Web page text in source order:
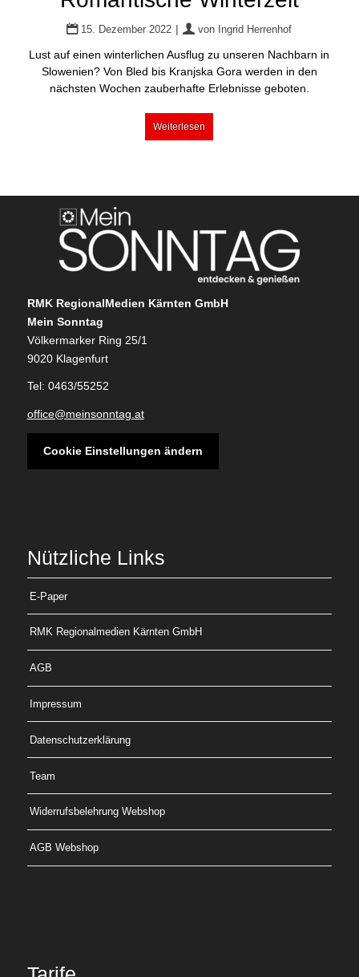
15. Dezember 2022 | von Ingrid Herrenhof
Lust auf einen winterlichen Ausflug zu unseren Nachbarn in
Slowenien? Von Bled bis Kranjska Gora werden in den
nächsten Wochen zauberhafte Erlebnisse geboten.
Weiterlesen
RMK RegionalMedien Kärnten GmbH
Mein Sonntag
Völkermarker Ring 25/1
9020 Klagenfurt
Tel: 0463/55252
office@meinsonntag.at
Cookie Einstellungen ändern
Nützliche Links
E-Paper
RMK Regionalmedien Kärnten GmbH
AGB
Impressum
Datenschutzerklärung
Team
Widerrufsbelehrung Webshop
AGB Webshop